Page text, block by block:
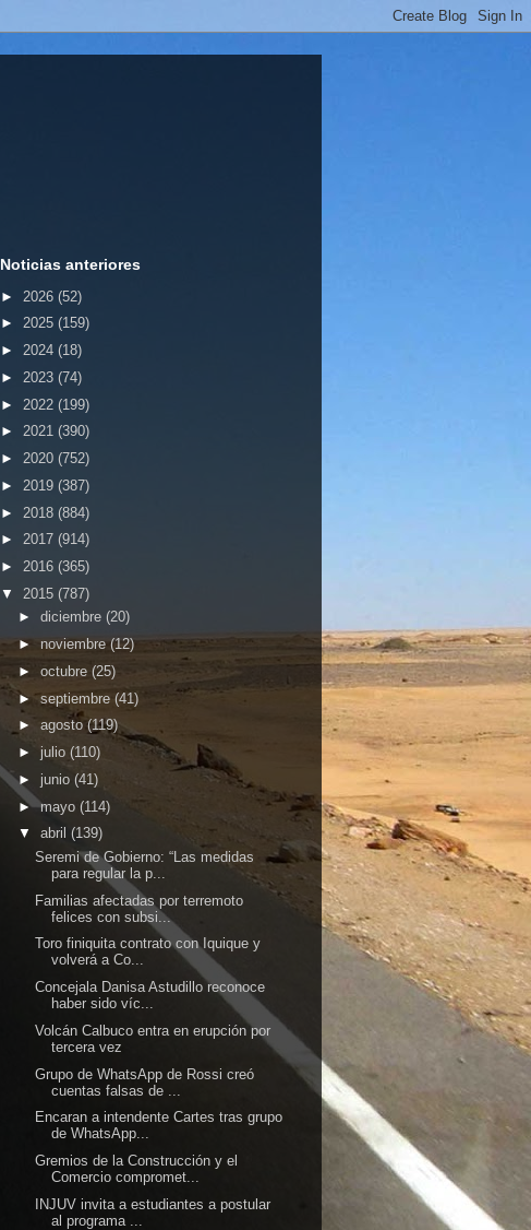
Noticias anteriores
► 2026 (52)
► 2025 (159)
► 2024 (18)
► 2023 (74)
► 2022 (199)
► 2021 (390)
► 2020 (752)
► 2019 (387)
► 2018 (884)
► 2017 (914)
► 2016 (365)
▼ 2015 (787)
► diciembre (20)
► noviembre(12)
► octubre (25)
►septiembre (41)
► agosto(119)
► julio (110)
► junio (41)
►mayo (114)
▼ abril (139)
Seremi de Gobierno: “Las medidas
para regular la p...
Familias afectadas por terremoto
felices con subsi...
Toro finiquita contrato con Iquique y
volverá a Co...
Concejala Danisa Astudillo reconoce
haber sido víc...
Volcán Calbuco entra en erupción por
tercera vez
Grupo de WhatsApp de Rossi creó
cuentas falsas de ...
Encaran a intendente Cartes tras grupo
de WhatsApp...
Gremios de la Construcción y el
Comercio compromet...
INJUV invita a estudiantes a postular
al programa ...